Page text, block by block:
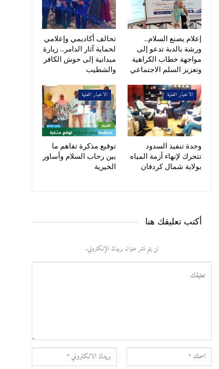
إعلام يصنع السلام..
ورشة بالدبة تدعو إلى
مواجهة خطاب الكراهية
وتعزيز السلم الاجتماعي
تحالف أكاديمي وإعلامي
لحماية آثار الدامر.. زيارة
ميدانية إلى حوش الكافر
والشطيب
الاخبار المحلية
وحدة تنفيذ السدود
تتحرك لإنهاء أزمة المياه
بولاية شمال كردفان
الاخبار المحلية
توقيع مذكرة تفاهم ما
بين رحاب السلام وأساور
الخيرية
أكتب تعليقك هنا
لن يتم نشر عنوان بريدك الإلكتروني.